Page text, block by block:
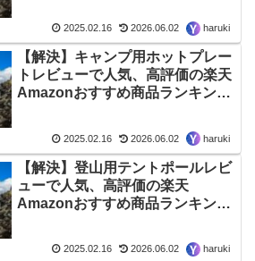
2025.02.16 2026.06.02 haruki
【解決】キャンプ用ホットプレー
トレビューで人気、高評価の楽天
Amazonおすすめ商品ランキング
2025.02.16 2026.06.02 haruki
【解決】登山用テントポールレビ
ューで人気、高評価の楽天
Amazonおすすめ商品ランキング
2025.02.16 2026.06.02 haruki